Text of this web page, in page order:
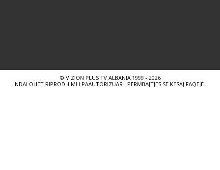
© VIZION PLUS TV ALBANIA 1999 - 2026
NDALOHET RIPRODHIMI I PAAUTORIZUAR I PERMBAJTJES SE KESAJ FAQEJE.